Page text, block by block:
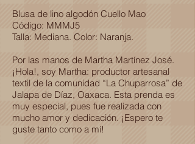
Blusa de lino algodón Cuello Mao
Código: MMMJ5
Talla: Mediana. Color: Naranja.
Por las manos de Martha Martínez José.
¡Hola!, soy Martha: productor artesanal
textil de la comunidad “La Chuparrosa” de
Jalapa de Díaz, Oaxaca. Esta prenda es
muy especial, pues fue realizada con
mucho amor y dedicación. ¡Espero te
guste tanto como a mí!